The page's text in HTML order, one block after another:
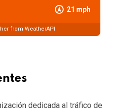
21 mph
from WeatherAPI
dedicada al tráfico de